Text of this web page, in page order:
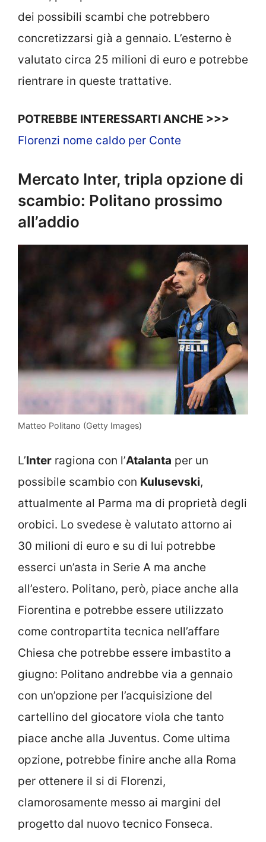
dei possibili scambi che potrebbero
concretizzarsi già a gennaio. L’esterno è
valutato circa 25 milioni di euro e potrebbe
rientrare in queste trattative.
POTREBBE INTERESSARTI ANCHE >>>
Florenzi nome caldo per Conte
Mercato Inter, tripla opzione di
scambio: Politano prossimo
all’addio
Matteo Politano (Getty Images)
L’Inter ragiona con l’Atalanta per un
possibile scambio con Kulusevski,
attualmente al Parma ma di proprietà degli
orobici. Lo svedese è valutato attorno ai
30 milioni di euro e su di lui potrebbe
esserci un’asta in Serie A ma anche
all’estero. Politano, però, piace anche alla
Fiorentina e potrebbe essere utilizzato
come contropartita tecnica nell’affare
Chiesa che potrebbe essere imbastito a
giugno: Politano andrebbe via a gennaio
con un’opzione per l’acquisizione del
cartellino del giocatore viola che tanto
piace anche alla Juventus. Come ultima
opzione, potrebbe finire anche alla Roma
per ottenere il si di Florenzi,
clamorosamente messo ai margini del
progetto dal nuovo tecnico Fonseca.